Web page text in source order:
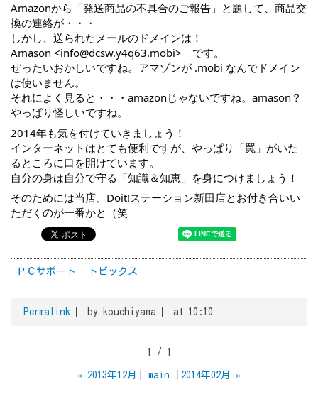
Amazonから「発送商品の不具合のご報告」と題して、商品交
換の連絡が・・・
しかし、送られたメールのドメインは！
Amason <info@dcsw.y4q63.mobi>　です。
ぜったいおかしいですね。アマゾンが .mobi なんでドメイン
は使いません。
それによく見ると・・・amazonじゃないですね。amason？
やっぱり怪しいですね。
2014年も気を付けていきましょう！
インターネットはとても便利ですが、やっぱり「罠」がいた
るところに口を開けています。
自分の身は自分で守る「知識＆知恵」を身につけましょう！
そのためには当店、Doit!ステーション新田店とお付き合いい
ただくのが一番かと（笑
ＰＣサポート トピックス
Permalink by kouchiyama at 10:10
1 / 1
« 2013年12月 main 2014年02月 »